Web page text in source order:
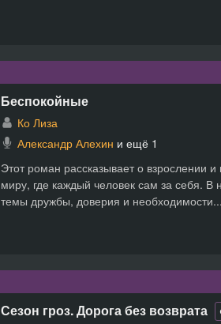
Беспокойные
Ко Лиза
Александр Алехин и ещё 1
Этот роман рассказывает о взрослении и
миру, где каждый человек сам за себя.
темы дружбы, доверия и необходимости...
Сезон гроз. Дорога без возврата